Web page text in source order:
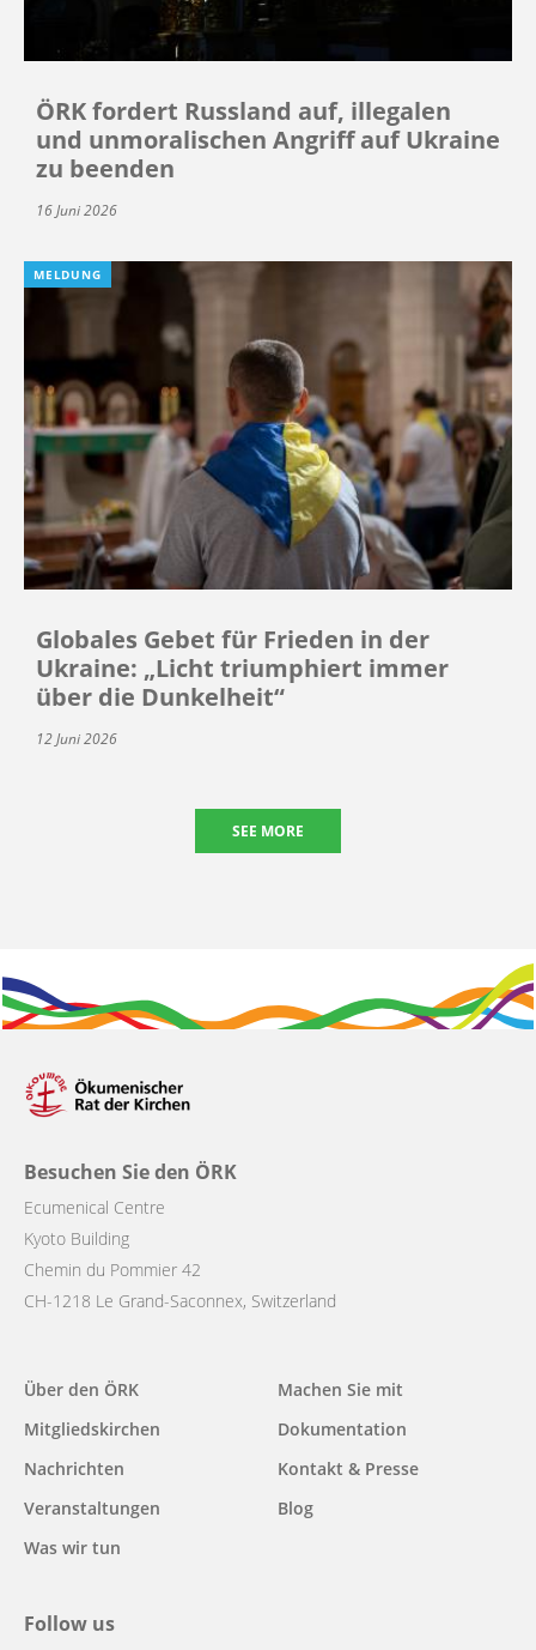
ÖRK fordert Russland auf, illegalen
und unmoralischen Angriff auf Ukraine
zu beenden
16 Juni 2026
MELDUNG
Globales Gebet für Frieden in der
Ukraine: „Licht triumphiert immer
über die Dunkelheit“
12 Juni 2026
SEE MORE
Besuchen Sie den ÖRK
Ecumenical Centre
Kyoto Building
Chemin du Pommier 42
CH-1218 Le Grand-Saconnex, Switzerland
Main
navigation
Über den ÖRK
Mitgliedskirchen
Nachrichten
Veranstaltungen
Was wir tun
Machen Sie mit
Dokumentation
Kontakt & Presse
Blog
Follow us